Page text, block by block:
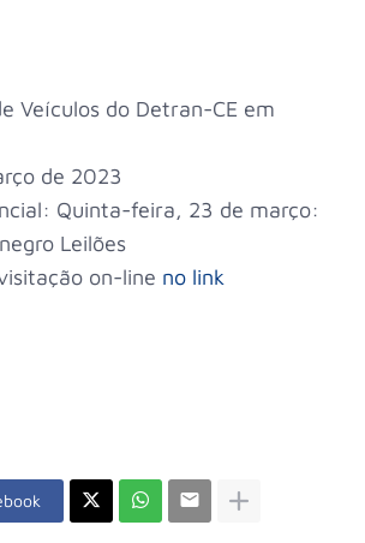
Veículos do Detran-CE em
de 2023
Quinta-feira, 23 de março:
Leilões
on-line no link